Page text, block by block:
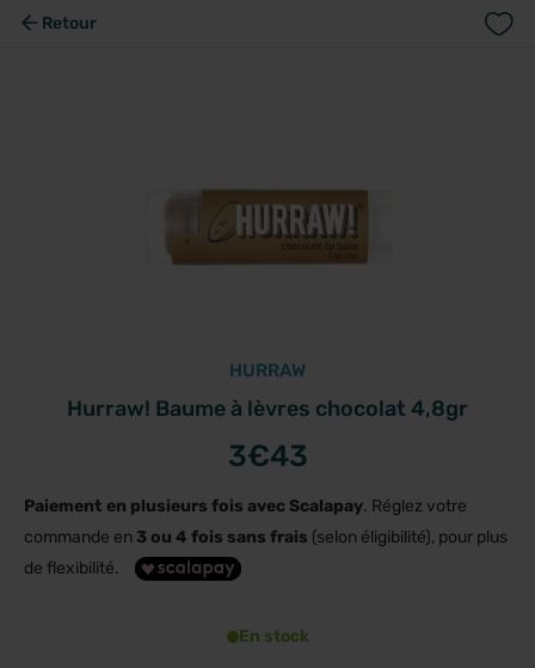
Retour
HURRAW
Hurraw! Baume à lèvres chocolat 4,8gr
3€43
Paiement en plusieurs fois avec Scalapay. Réglez votre
commande en 3 ou 4 fois sans frais (selon éligibilité), pour plus
de flexibilité.
En stock